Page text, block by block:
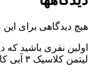
هیچ دیدگاهی برای
اولین نفری باشید
لیتمن کلاسیک ۳ آبی کاربنی مدل 5623”